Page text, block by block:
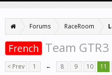
Forums RaceRoom
French Team GTR3
< Prev 1 ← 8 9 10 11